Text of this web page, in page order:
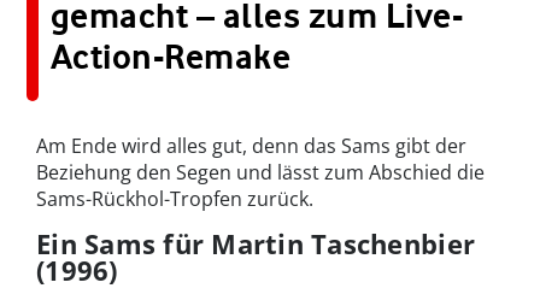
gemacht – alles zum Live-
Action-Remake
Am Ende wird alles gut, denn das Sams gibt der
Beziehung den Segen und lässt zum Abschied die
Sams-Rückhol-Tropfen zurück.
Ein Sams für Martin Taschenbier
(1996)